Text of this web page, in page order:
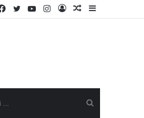
Sidebar
Artikel
Log
Instagram
YouTube
Twitter
Facebook